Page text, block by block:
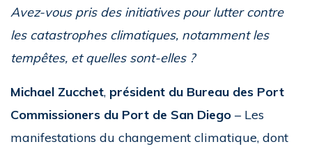
Avez-vous pris des initiatives pour lutter contre
les catastrophes climatiques, notamment les
tempêtes, et quelles sont-elles ?
Michael Zucchet, président du Bureau des Port
Commissioners du Port de San Diego – Les
manifestations du changement climatique, dont